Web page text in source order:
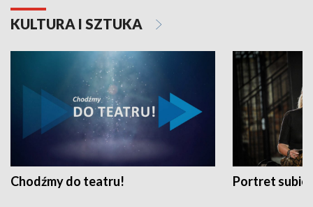
KULTURA I SZTUKA
Chodźmy do teatru! Portret